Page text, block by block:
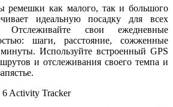
ремешки как малого, так и большого
идеальную посадку для всех
Отслеживайте свои ежедневные
шаги, расстояние, сожженные
Используйте встроенный GPS
и отслеживания своего темпа и